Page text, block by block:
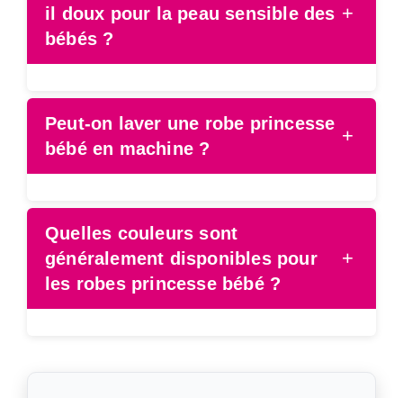
il doux pour la peau sensible des
bébés ?
+
Peut-on laver une robe princesse
bébé en machine ?
+
Quelles couleurs sont
généralement disponibles pour
les robes princesse bébé ?
+